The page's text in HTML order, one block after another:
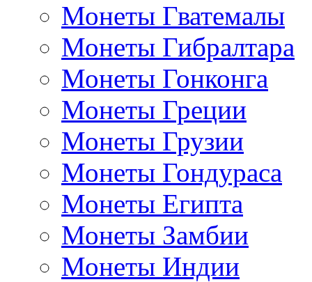
Монеты Гватемалы
Монеты Гибралтара
Монеты Гонконга
Монеты Греции
Монеты Грузии
Монеты Гондураса
Монеты Египта
Монеты Замбии
Монеты Индии